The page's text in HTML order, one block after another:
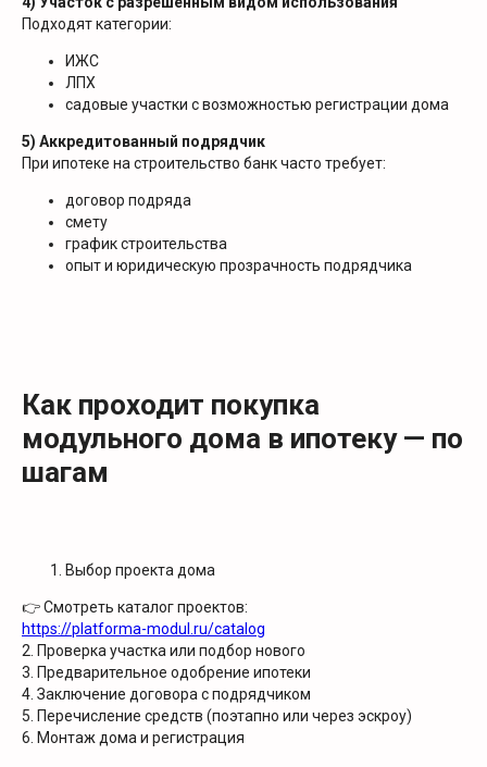
Подходят категории:
ИЖС
ЛПХ
садовые участки с возможностью регистрации дома
5) Аккредитованный подрядчик
При ипотеке на строительство банк часто требует:
договор подряда
смету
график строительства
опыт и юридическую прозрачность подрядчика
Как проходит покупка
модульного дома в ипотеку — по
шагам
Выбор проекта дома
👉 Смотреть каталог проектов:
https://platforma-modul.ru/catalog
2. Проверка участка или подбор нового
3. Предварительное одобрение ипотеки
4. Заключение договора с подрядчиком
5. Перечисление средств (поэтапно или через эскроу)
6. Монтаж дома и регистрация